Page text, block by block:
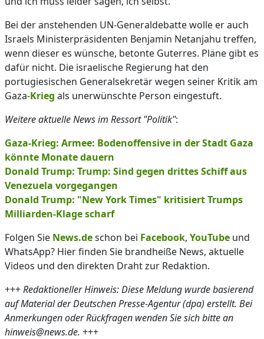
Bei der anstehenden UN-Generaldebatte wolle er auch
Israels Ministerpräsidenten Benjamin Netanjahu treffen,
wenn dieser es wünsche, betonte Guterres. Pläne gibt es
dafür nicht. Die israelische Regierung hat den
portugiesischen Generalsekretär wegen seiner Kritik am
Gaza-Krieg als unerwünschte Person eingestuft.
Weitere aktuelle News im Ressort "Politik":
Gaza-Krieg: Armee: Bodenoffensive in der Stadt Gaza
könnte Monate dauern
Donald Trump: Trump: Sind gegen drittes Schiff aus
Venezuela vorgegangen
Donald Trump: "New York Times" kritisiert Trumps
Milliarden-Klage scharf
Folgen Sie News.deschon bei Facebook, YouTube und
WhatsApp? Hier finden Sie brandheiße News, aktuelle
Videos und den direkten Draht zur Redaktion.
+++Redaktioneller Hinweis: Diese Meldung wurde basierend
auf Material der Deutschen Presse-Agentur (dpa) erstellt. Bei
Anmerkungen oder Rückfragen wenden Sie sich bitte an
hinweis@news.de. +++